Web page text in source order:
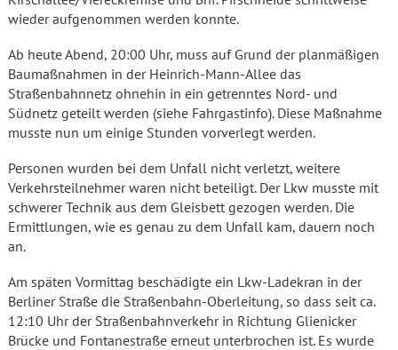
wieder aufgenommen werden konnte.
Ab heute Abend, 20:00 Uhr, muss auf Grund der planmäßigen
Baumaßnahmen in der Heinrich-Mann-Allee das
Straßenbahnnetz ohnehin in ein getrenntes Nord- und
Südnetz geteilt werden (siehe Fahrgastinfo). Diese Maßnahme
musste nun um einige Stunden vorverlegt werden.
Personen wurden bei dem Unfall nicht verletzt, weitere
Verkehrsteilnehmer waren nicht beteiligt. Der Lkw musste mit
schwerer Technik aus dem Gleisbett gezogen werden. Die
Ermittlungen, wie es genau zu dem Unfall kam, dauern noch
an.
Am späten Vormittag beschädigte ein Lkw-Ladekran in der
Berliner Straße die Straßenbahn-Oberleitung, so dass seit ca.
12:10 Uhr der Straßenbahnverkehr in Richtung Glienicker
Brücke und Fontanestraße erneut unterbrochen ist. Es wurde